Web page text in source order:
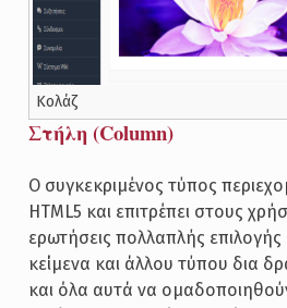
Κολάζ
Στήλη (Column)
Ο συγκεκριμένος τύπος
HTML5 και επιτρέπει στους
ερωτήσεις πολλαπλής
κείμενα και άλλου τύπου δια
και όλα αυτά να